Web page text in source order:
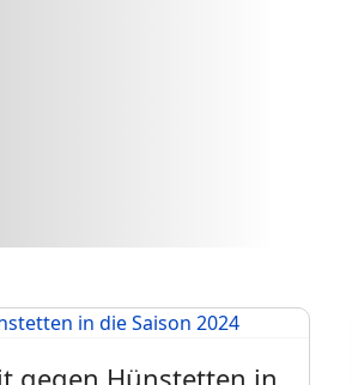
gegen Hünstetten in